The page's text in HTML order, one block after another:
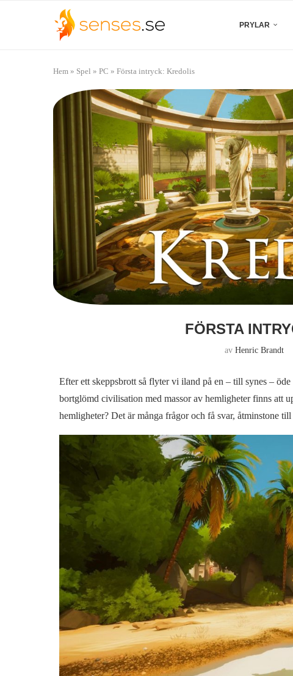
PRYLAR
Hem » Spel » PC » Första intryck: Kredolis
FÖRSTA
av Henric Brandt
Efter ett skeppsbrott så flyter vi iland på en – till synes –
bortglömd civilisation med massor av hemligheter finns att
hemligheter? Det är många frågor och få svar, åtminstone